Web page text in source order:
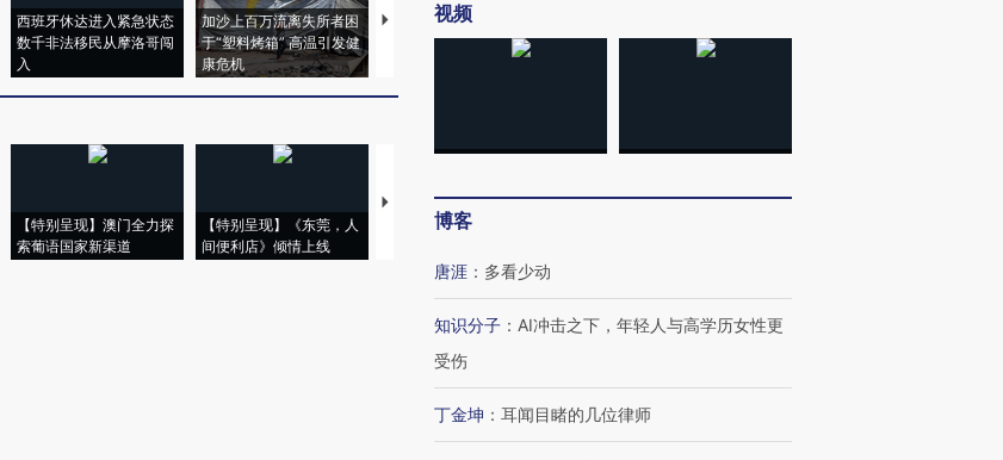
西班牙休达进入紧急状态
数千非法移民从摩洛哥闯
入
加沙上百万流离失所者困
于“塑料烤箱” 高温引发健
康危机
视线｜HYROX的吸金
术：是什么让中产们甘
粒摇头丸 尿检体内含3种
度Z世代 用街头抗争将教
【特别呈现】澳门全力探
索葡语国家新渠道
【特别呈现】《东莞，人
间便利店》倾情上线
【推广】走进第四届链博
会，让数智科技“链”接产
【商旅对话】华住集团
视频
博客
唐涯 ： 多看少动
知识分子 ： AI冲击之下，年轻人与高学历女性更
受伤
丁金坤 ： 耳闻目睹的几位律师